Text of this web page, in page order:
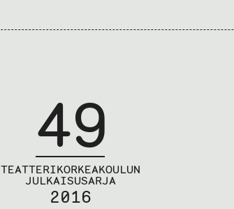
49
TEATTERIKORKEAKOULUN
JULKAISUSARJA
2016